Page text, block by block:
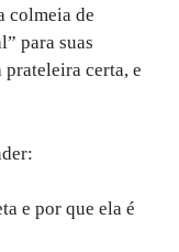
colmeia de
para suas
certa, e
e por que ela é